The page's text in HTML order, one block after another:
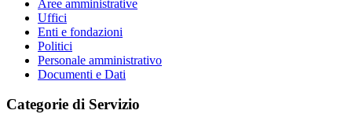
Aree amministrative
Uffici
Enti e fondazioni
Politici
Personale amministrativo
Documenti e Dati
Categorie di Servizio